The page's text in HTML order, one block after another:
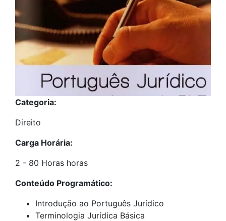
Categoria:
Direito
Carga Horária:
2 - 80 Horas horas
Conteúdo Programático:
Introdução ao Português Jurídico
Terminologia Jurídica Básica